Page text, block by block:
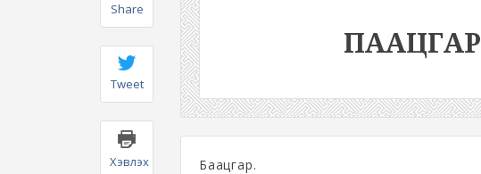
Share
Tweet
Хэвлэх
ПААЦГАР
Баацгар.